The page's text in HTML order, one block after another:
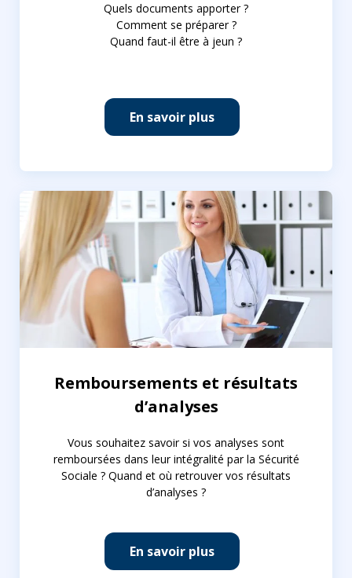
Quels documents apporter ?
Comment se préparer ?
Quand faut-il être à jeun ?
En savoir plus
Remboursements et résultats
d’analyses
Vous souhaitez savoir si vos analyses sont
remboursées dans leur intégralité par la Sécurité
Sociale ? Quand et où retrouver vos résultats
d’analyses ?
En savoir plus